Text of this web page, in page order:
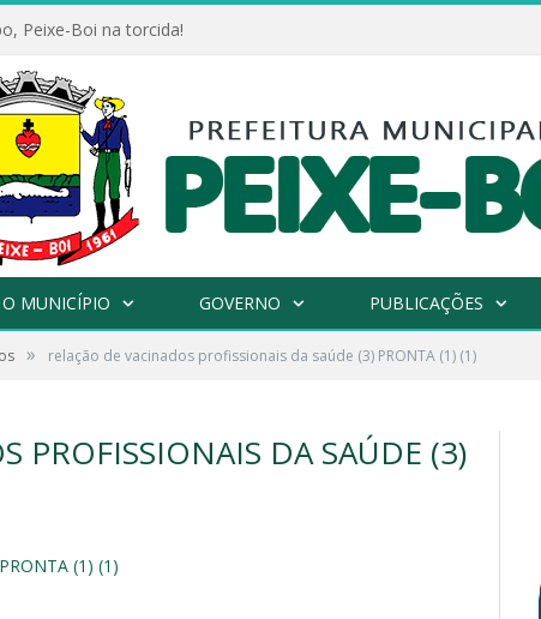
Peixe-Boi na torcida!
O MUNICÍPIO GOVERNO PUBLICAÇÕES
» relação de vacinados profissionais da saúde (3) PRONTA (1) (1)
PROFISSIONAIS DA SAÚDE (3)
(1) (1)